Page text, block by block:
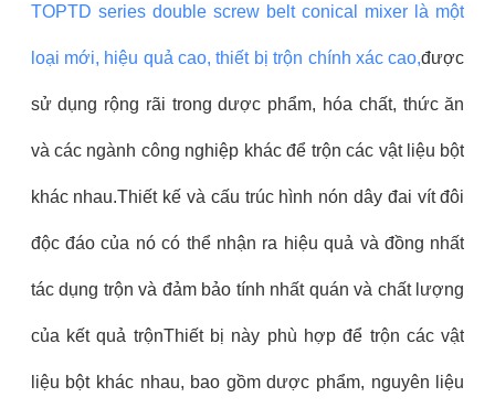
TOPTD series double screw belt conical mixer là một
loại mới, hiệu quả cao, thiết bị trộn chính xác cao,được
sử dụng rộng rãi trong dược phẩm, hóa chất, thức ăn
và các ngành công nghiệp khác để trộn các vật liệu bột
khác nhau.Thiết kế và cấu trúc hình nón dây đai vít đôi
độc đáo của nó có thể nhận ra hiệu quả và đồng nhất
tác dụng trộn và đảm bảo tính nhất quán và chất lượng
của kết quả trộnThiết bị này phù hợp để trộn các vật
liệu bột khác nhau, bao gồm dược phẩm, nguyên liệu